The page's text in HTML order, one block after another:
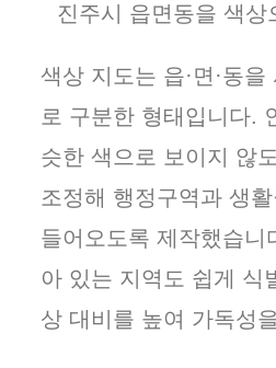
진주시 읍면동을 색상
색상 지도는 읍·면·동
로 구분한 형태입니다.
슷한 색으로 보이지 않
조정해 행정구역과 생
들어오도록 제작했습니
아 있는 지역도 쉽게 식
상 대비를 높여 가독성